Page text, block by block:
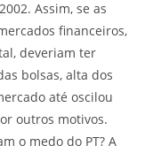
Assim, se as
financeiros,
deveriam ter
bolsas, alta dos
até oscilou
outros motivos.
o medo do PT? A